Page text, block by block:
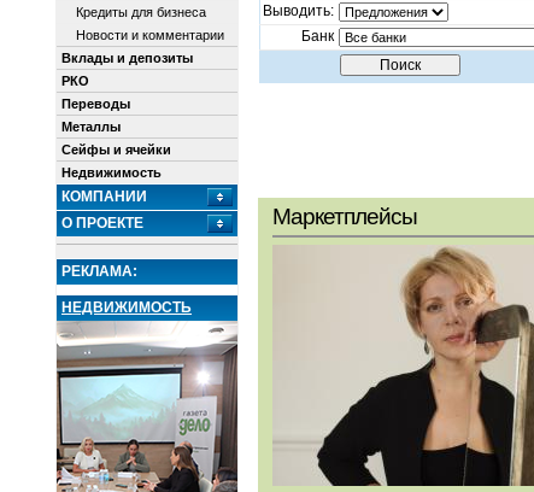
Кредиты для бизнеса
Новости и комментарии
Вклады и депозиты
РКО
Переводы
Металлы
Сейфы и ячейки
Недвижимость
КОМПАНИИ
О ПРОЕКТЕ
РЕКЛАМА:
НЕДВИЖИМОСТЬ
Выводить:
Банк
Маркетплейсы